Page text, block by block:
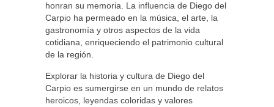
honran su memoria. La influencia de Diego del
Carpio ha permeado en la música, el arte, la
gastronomía y otros aspectos de la vida
cotidiana, enriqueciendo el patrimonio cultural
de la región.
Explorar la historia y cultura de Diego del
Carpio es sumergirse en un mundo de relatos
heroicos, leyendas coloridas y valores